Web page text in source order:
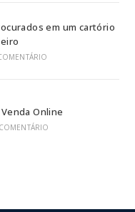
em um cartório
Online